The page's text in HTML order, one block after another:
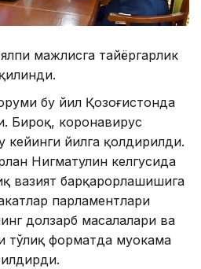
мажлисга тайёргарлик
бу йил Қозоғистонда
Бироқ, коронавирус
кейинги йилга қолдирилди.
Нигматулин келгусида
вазият барқарорлашишига
парламентлари
долзарб масалалари ва
тўлиқ форматда муҳокама